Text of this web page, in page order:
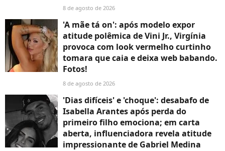
8 de agosto de 2026
'A mãe tá on': após modelo expor
atitude polêmica de Vini Jr., Virgínia
provoca com look vermelho curtinho
tomara que caia e deixa web babando.
Fotos!
8 de agosto de 2026
'Dias difíceis' e 'choque': desabafo de
Isabella Arantes após perda do
primeiro filho emociona; em carta
aberta, influenciadora revela atitude
impressionante de Gabriel Medina